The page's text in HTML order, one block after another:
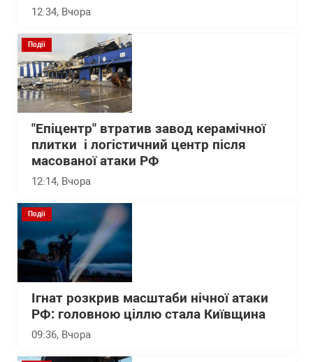
12:34, Вчора
Події
"Епіцентр" втратив завод керамічної
плитки і логістичний центр після
масованої атаки РФ
12:14, Вчора
Події
Ігнат розкрив масштаби нічної атаки
РФ: головною ціллю стала Київщина
09:36, Вчора